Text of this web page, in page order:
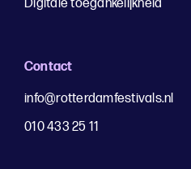
Digitale toegankelijkheid
Contact
info@rotterdamfestivals.nl
010 433 25 11